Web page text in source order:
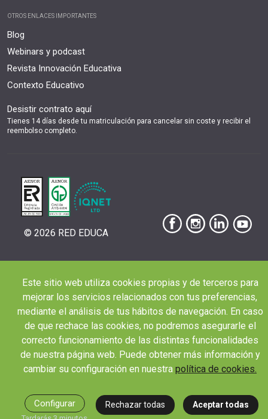
OTROS ENLACES IMPORTANTES
Blog
Webinars y podcast
Revista Innovación Educativa
Contexto Educativo
Desistir contrato aquí
Tienes 14 días desde tu matriculación para cancelar sin coste y recibir el
reembolso completo.
© 2026 RED EDUCA
| | |
|
Este sitio web utiliza cookies propias y de terceros para
mejorar los servicios relacionados con tus preferencias,
mediante el análisis de tus hábitos de navegación. En caso
de que rechace las cookies, no podremos asegurarle el
correcto funcionamiento de las distintas funcionalidades
de nuestra página web. Puede obtener más información y
cambiar su configuración en nuestra política de cookies.
Configurar Rechazar todas Aceptar todas